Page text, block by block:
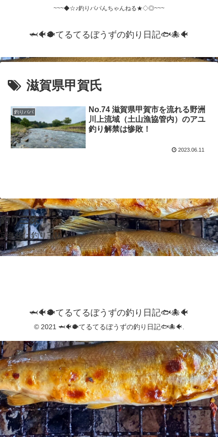
~~~◆☆♪釣りパパんちゃんねる★◇◎~~~
🦈🐠🐡てるてるぼうずの釣り日記🐟️🐙🐠
滋賀県甲賀氏
釣りパパ
No.74 滋賀県甲賀市を流れる野洲
川上流域（土山漁協管内）のアユ
釣り解禁は惨敗！
2023.06.11
釣り三昧！
定年後は釣り三昧！
🦈🐠🐡てるてるぼうずの釣り日記🐟️🐙🐠
© 2021 🦈🐠🐡てるてるぼうずの釣り日記🐟️🐙🐠.